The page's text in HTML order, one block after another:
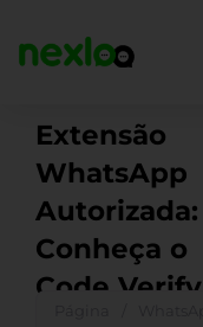
para
Extensão
WhatsApp
Autorizada:
Conheça o
Code Verify